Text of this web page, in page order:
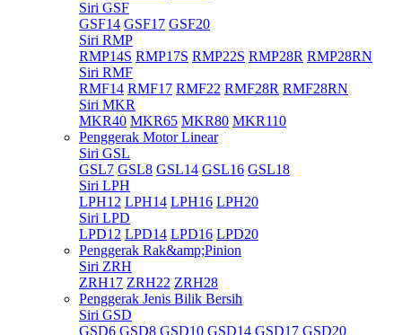
Siri GSF
GSF14 GSF17 GSF20
Siri RMP
RMP14S RMP17S RMP22S RMP28R RMP28RN
Siri RMF
RMF14 RMF17 RMF22 RMF28R RMF28RN
Siri MKR
MKR40 MKR65 MKR80 MKR110
Penggerak Motor Linear
Siri GSL
GSL7 GSL8 GSL14 GSL16 GSL18
Siri LPH
LPH12 LPH14 LPH16 LPH20
Siri LPD
LPD12 LPD14 LPD16 LPD20
Penggerak Rak&amp;Pinion
Siri ZRH
ZRH17 ZRH22 ZRH28
Penggerak Jenis Bilik Bersih
Siri GSD
GSD6 GSD8 GSD10 GSD14 GSD17 GSD20